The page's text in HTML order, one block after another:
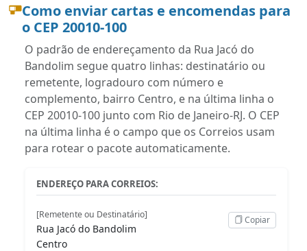
Como enviar cartas e encomendas para
o CEP 20010-100
O padrão de endereçamento da Rua Jacó do
Bandolim segue quatro linhas: destinatário ou
remetente, logradouro com número e
complemento, bairro Centro, e na última linha o
CEP 20010-100 junto com Rio de Janeiro-RJ. O CEP
na última linha é o campo que os Correios usam
para rotear o pacote automaticamente.
ENDEREÇO PARA CORREIOS:
[Remetente ou Destinatário]
Rua Jacó do Bandolim
Centro
Copiar